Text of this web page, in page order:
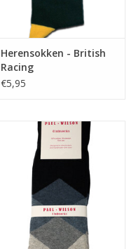
Herensokken - British
Racing
€5,95